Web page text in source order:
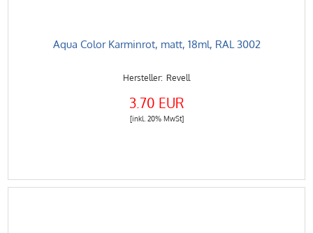
Aqua Color Karminrot, matt, 18ml, RAL 3002
Revell
3.70 EUR
[inkl. 20% MwSt]